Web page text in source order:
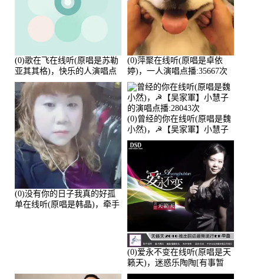
(0)歌在飞在线听(原唱是苏勒
亚其其格)，快乐的人演唱点
播:36次
(0)萍聚在线听(原唱是卓依
婷)，一人演唱点播:35667次
(0)没有你的日子我真的好孤
单在线听(原唱是韩晶)，牵手
(0)曾经的你在线听(原唱是魏
小然)，☭【吴家軍】小慧子
的演唱点播:28043次
(0)爱永不变在线听(原唱是天
籁天)，迷惑乐陶陶[有事暂
离]演唱点播:27678次